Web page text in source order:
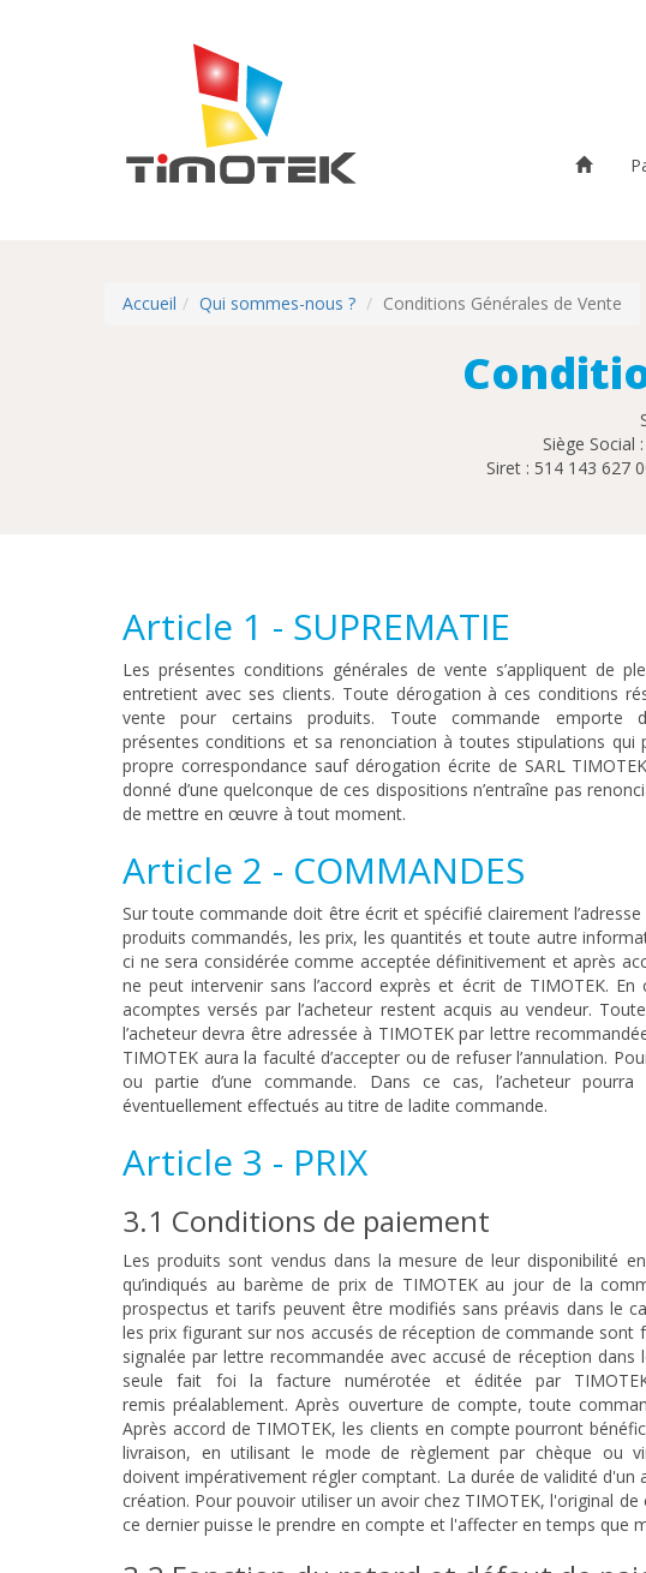
Accueil Qui sommes-nous ? Conditions Générales de Vente
Siège Social
Siret : 514 143 627
Article 1 - SUPREMATIE
Les présentes conditions générales de vente s’appliquent de
entretient avec ses clients. Toute dérogation à ces conditions
vente pour certains produits. Toute commande emporte
présentes conditions et sa renonciation à toutes stipulations
propre correspondance sauf dérogation écrite de SARL
donné d’une quelconque de ces dispositions n’entraîne pas
de mettre en œuvre à tout moment.
Article 2 - COMMANDES
Sur toute commande doit être écrit et spécifié clairement
produits commandés, les prix, les quantités et toute autre
ci ne sera considérée comme acceptée définitivement et après
ne peut intervenir sans l’accord exprès et écrit de TIMOTEK.
acomptes versés par l’acheteur restent acquis au vendeur.
l’acheteur devra être adressée à TIMOTEK par lettre
TIMOTEK aura la faculté d’accepter ou de refuser l’annulation.
ou partie d’une commande. Dans ce cas, l’acheteur
éventuellement effectués au titre de ladite commande.
Article 3 - PRIX
3.1 Conditions de paiement
Les produits sont vendus dans la mesure de leur disponibilité
qu’indiqués au barème de prix de TIMOTEK au jour de la
prospectus et tarifs peuvent être modifiés sans préavis dans le
les prix figurant sur nos accusés de réception de commande
signalée par lettre recommandée avec accusé de réception
seule fait foi la facture numérotée et éditée par
remis préalablement. Après ouverture de compte, toute
Après accord de TIMOTEK, les clients en compte pourront
livraison, en utilisant le mode de règlement par chèque ou
doivent impérativement régler comptant. La durée de validité
création. Pour pouvoir utiliser un avoir chez TIMOTEK, l'original
ce dernier puisse le prendre en compte et l'affecter en temps que